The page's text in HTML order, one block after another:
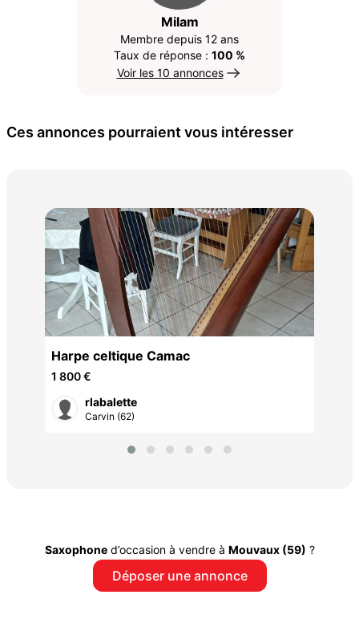
Milam
Membre depuis 12 ans
Taux de réponse : 100 %
Voir les 10 annonces
Ces annonces pourraient vous intéresser
Harpe celtique Camac
1 800 €
rlabalette
Carvin (62)
Saxophoned’occasion à vendre à Mouvaux (59) ?
Déposer une annonce